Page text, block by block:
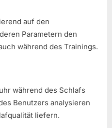
auf den
Parametern den
während des Trainings.
während des Schlafs
Benutzers analysieren
liefern.